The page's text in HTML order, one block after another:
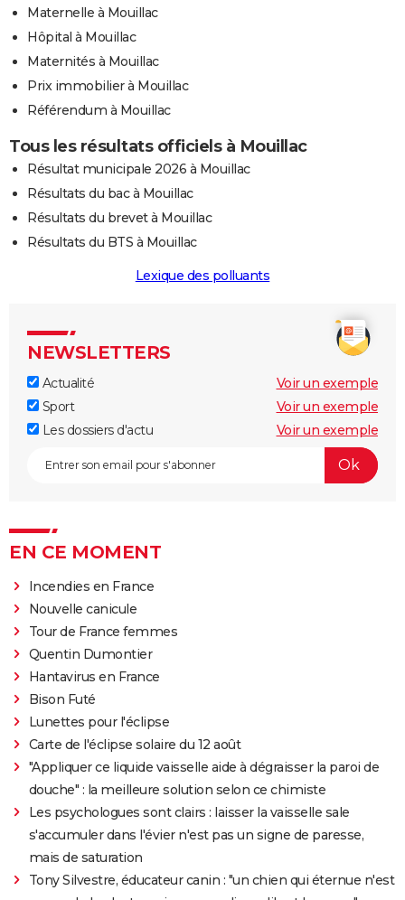
Maternelle à Mouillac
Hôpital à Mouillac
Maternités à Mouillac
Prix immobilier à Mouillac
Référendum à Mouillac
Tous les résultats officiels à Mouillac
Résultat municipale 2026 à Mouillac
Résultats du bac à Mouillac
Résultats du brevet à Mouillac
Résultats du BTS à Mouillac
Lexique des polluants
NEWSLETTERS
Actualité
Voir un exemple
Sport
Voir un exemple
Les dossiers d'actu
Voir un exemple
EN CE MOMENT
Incendies en France
Nouvelle canicule
Tour de France femmes
Quentin Dumontier
Hantavirus en France
Bison Futé
Lunettes pour l'éclipse
Carte de l'éclipse solaire du 12 août
"Appliquer ce liquide vaisselle aide à dégraisser la paroi de
douche" : la meilleure solution selon ce chimiste
Les psychologues sont clairs : laisser la vaisselle sale
s'accumuler dans l'évier n'est pas un signe de paresse,
mais de saturation
Tony Silvestre, éducateur canin : "un chien qui éternue n'est